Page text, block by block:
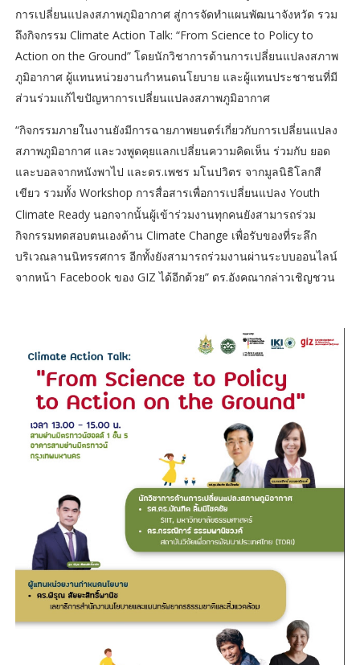
การเปลี่ยนแปลงสภาพภูมิอากาศ สู่การจัดทำแผนพัฒนาจังหวัด รวม
ถึงกิจกรรม Climate Action Talk: “From Science to Policy to
Action on the Ground” โดยนักวิชาการด้านการเปลี่ยนแปลงสภาพ
ภูมิอากาศ ผู้แทนหน่วยงานกำหนดนโยบาย และผู้แทนประชาชนที่มี
ส่วนร่วมแก้ไขปัญหาการเปลี่ยนแปลงสภาพภูมิอากาศ
“กิจกรรมภายในงานยังมีการฉายภาพยนตร์เกี่ยวกับการเปลี่ยนแปลง
สภาพภูมิอากาศ และวงพูดคุยแลกเปลี่ยนความคิดเห็น ร่วมกับ ยอด
และบอลจากหนังพาไป และดร.เพชร มโนปวิตร จากมูลนิธิโลกสี
เขียว รวมทั้ง Workshop การสื่อสารเพื่อการเปลี่ยนแปลง Youth
Climate Ready นอกจากนั้นผู้เข้าร่วมงานทุกคนยังสามารถร่วม
กิจกรรมทดสอบตนเองด้าน Climate Change เพื่อรับของที่ระลึก
บริเวณลานนิทรรศการ อีกทั้งยังสามารถร่วมงานผ่านระบบออนไลน์
จากหน้า Facebook ของ GIZ ได้อีกด้วย” ดร.อังคณากล่าวเชิญชวน